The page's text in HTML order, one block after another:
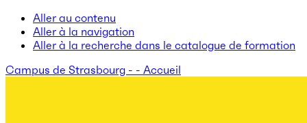
Aller au contenu
Aller à la navigation
Aller à la recherche dans le catalogue de formation
Campus de Strasbourg - - Accueil